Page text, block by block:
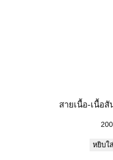
สายเนื้อ-เนื้อ
หยิบใ